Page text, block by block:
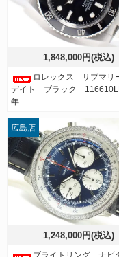
1,848,000円(税込)
ロレックス サブマリ
デイト ブラック
年
1,248,000円(税込)
ブライトリング ナビ
広島店